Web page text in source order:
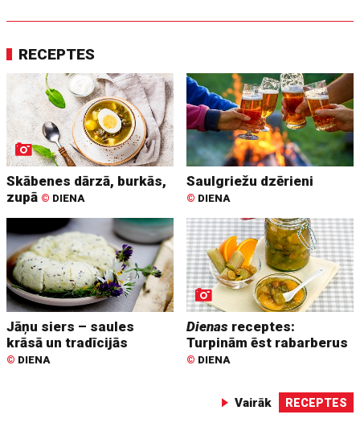
RECEPTES
Skābenes dārzā, burkās,
zupā © DIENA
Saulgriežu dzērieni
© DIENA
Jāņu siers – saules
krāsā un tradīcijās
© DIENA
Dienas receptes:
Turpinām ēst rabarberus
© DIENA
Vairāk RECEPTES